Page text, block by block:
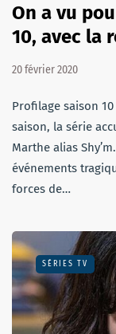
On a vu
10, avec la
20 février 2020
Profilage saison
saison, la série
Marthe alias
événements
forces de…
SÉRIES TV